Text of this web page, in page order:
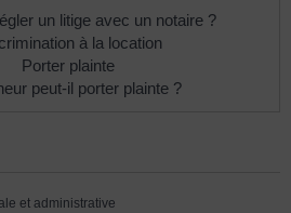
un litige avec un notaire ?
à la location
Porter plainte
peut-il porter plainte ?
et administrative